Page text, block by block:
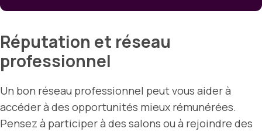
Réputation et réseau
professionnel
Un bon réseau professionnel peut vous aider à
accéder à des opportunités mieux rémunérées.
Pensez à participer à des salons ou à rejoindre des